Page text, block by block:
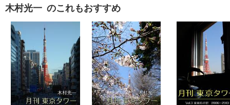
木村光一 のこれもおすすめ